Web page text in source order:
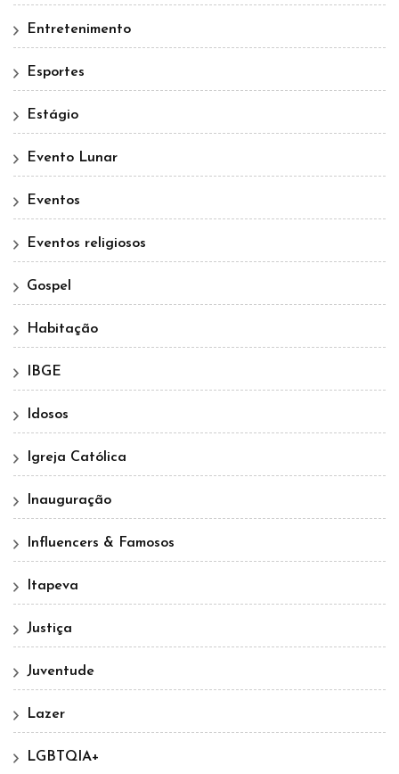
Entretenimento
Esportes
Estágio
Evento Lunar
Eventos
Eventos religiosos
Gospel
Habitação
IBGE
Idosos
Igreja Católica
Inauguração
Influencers & Famosos
Itapeva
Justiça
Juventude
Lazer
LGBTQIA+